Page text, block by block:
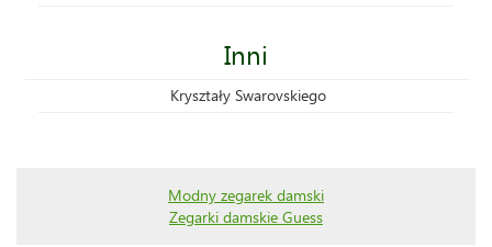
Inni
Kryształy Swarovskiego
Modny zegarek damski
Zegarki damskie Guess